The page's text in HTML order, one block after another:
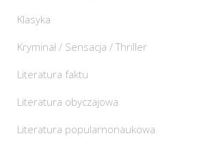
Klasyka
Kryminał / Sensacja / Thriller
Literatura faktu
Literatura obyczajowa
Literatura popularnonaukowa